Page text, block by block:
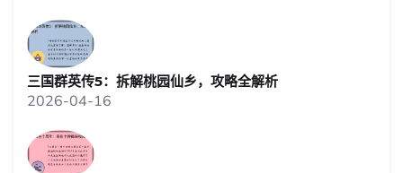
三国群英传5：拆解桃园仙乡，攻略全解析
2026-04-16